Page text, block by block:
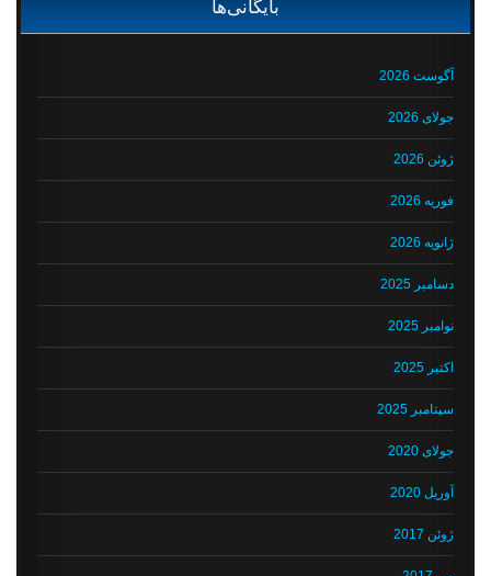
بایگانی‌ها
آگوست 2026
جولای 2026
ژوئن 2026
فوریه 2026
ژانویه 2026
دسامبر 2025
نوامبر 2025
اکتبر 2025
سپتامبر 2025
جولای 2020
آوریل 2020
ژوئن 2017